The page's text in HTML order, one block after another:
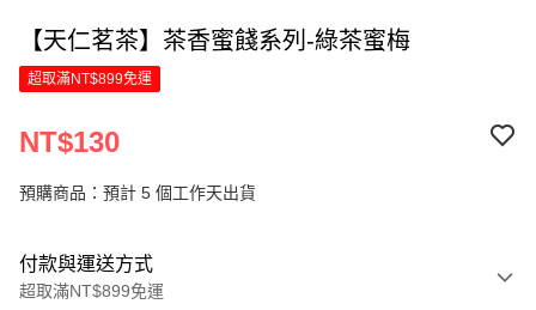
【天仁茗茶】茶香蜜餞系列-綠茶蜜梅
超取滿NT$899免運
NT$130
預購商品：預計 5 個工作天出貨
付款與運送方式
超取滿NT$899免運